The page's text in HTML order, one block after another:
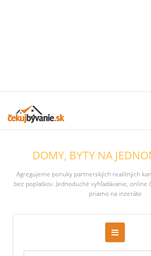
DOMY, BYTY NA
Agregujeme ponuky partnerských realitných
bez poplatkov. Jednoduché vyhľadávanie, online
priamo na inzeráte